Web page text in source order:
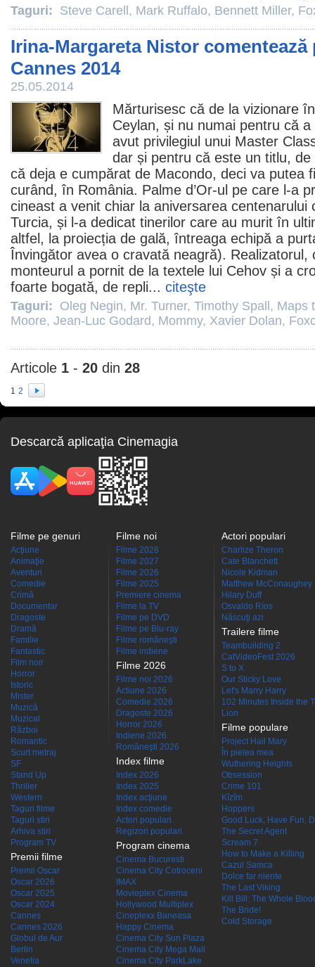
Taguri: Steve Carell , Mark Ruffalo, Bennett Miller,
Irina-Margareta Nistor comentează
Cannes 2014
25.05.2014
Mărturisesc că de la vizionare
Ceylan, și nu numai pentru că a
avut privilegiul unui Master
dar și pentru că este un titlu,
că deja e cumpărat de Macondo, deci va putea
curând, în România. Palme d’Or-ul pe care l-a
cineast a venit chiar la aniversarea centenarului
Turcia, și l-a dedicat tinerilor care au murit în
altfel, la proiecția de gală, întreaga echipă a
Învingător avea o cravată neagră). Realizatorul,
monteurul a pornit de la textele lui Cehov și a
foarte bogată, de repli... citeşte
Taguri: Oleg Negin, Mr. Turner, Timothy Spall , Maps
Moore, Jean-Luc Godard, Mommy, Xavier Dolan,
Articole 1 - 20 din 28
1 2
Descarcă aplicaţia Cinemagia
Filme pe genuri
Acţiune
Animaţie
Aventuri
Comedie
Crimă
Documentar
Dragoste
Dramă
Familie
Fantastic
Film noir
Horror
Istoric
Mister
Muzică
Muzical
Război
Romantic
Scurt metraj
SF
Stand Up
Thriller
Western
Taguri filme
Taguri stiri
Arhiva stiri
Program TV
Premii filme
Premii Oscar
Oscar 2026
Oscar 2025
Oscar 2024
Cannes
Cannes 2026
Globul de Aur
Berlin
Venetia
Filme noi
Filme 2028
Filme 2027
Filme 2026
Filme 2025
Premiere cinema
Filme la TV
Filme pe DVD
Filme pe Blu-ray
Filme româneşti
Filme indiene
Filme 2026
Filme noi 2026
Actiune 2026
Comedie 2026
Dragoste 2026
Horror 2026
Indiene 2026
Româneşti 2026
Index filme
Index 2026
Index 2025
Index acţiune
Index comedie
Actori populari
Regizori populari
Program cinema
Cinema Bucuresti
Cinema City Cotroceni
IMAX
Movieplex Cinema
Hollywood Multiplex
Cineplexx Baneasa
Happy Cinema
Cinema City Sun Plaza
Cinema City Mega Mall
Cinema City ParkLake
Actori populari
Charlize Theron
Cate Blanchett
Nicole Kidman
Matthew McConaughey
Hilary Duff
Osvaldo Ríos
Născuţi azi
Trailere filme
Teambuilding 2
CatVideoFest 2026
S to X
Our Sticky Love
Let's Marry Harry
102 Minutes Inside the
Lion
Filme populare
Project Hail Mary
În pielea mea
Wuthering Heights
Obsession
Crime 101
Kîzîm
Hoppers
Good Luck, Have Fun,
The Secret Agent
Scream 7
How to Make a Killing
Cazul Samca
Dolce far niente
The Last Viking
Kill Bill: The Whole
The Bride!
Cold Storage